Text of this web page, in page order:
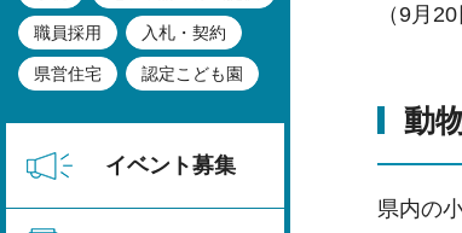
職員採用 入札・契約
県営住宅 認定こども園
イベント募集
（9月
動
県内の